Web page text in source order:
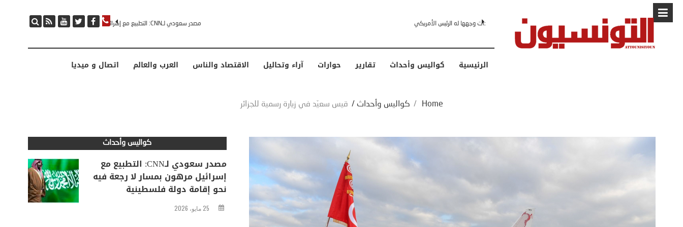
مصدر سعودي لـCNN: التطبيع مع إسرائيل مرهون بمسار لا رجعة فيه نحو إقامة دولة فلسطينية البابا: “لا أخشى ترامب” .. ردا على انتقادات وجهها له الرئيس الأمريكي
الرئيسية كواليس وأحداث تقارير حوارات آراء وتحاليل الاقتصاد والناس العرب والعالم اتصال و ميديا
Home
/ كواليس وأحداث / قيس سعيّد في زيارة رسمية للجزائر
كواليس وأحداث
مصدر سعودي لـCNN: التطبيع مع
إسرائيل مرهون بمسار لا رجعة فيه
نحو إقامة دولة فلسطينية
25 مايو، 2026